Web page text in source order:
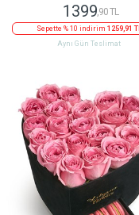
1399 ,90 TL
Sepette % 10 indirim 1259,91 TL
Aynı Gün Teslimat